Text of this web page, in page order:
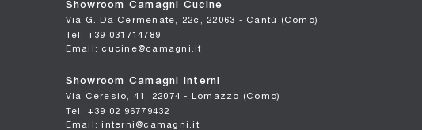
Showroom Camagni Cucine
Via G. Da Cermenate, 22c, 22063 - Cantù (Como)
Tel: +39 031714789
Email: cucine@camagni.it
Showroom Camagni Interni
Via Ceresio, 41, 22074 - Lomazzo (Como)
Tel: +39 02 96779432
Email: interni@camagni.it